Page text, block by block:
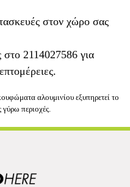
στον χώρο σας
στο 2114027586 για
αλουμινίου εξυπηρετεί το
γύρω περιοχές.